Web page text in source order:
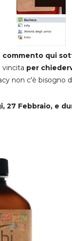
commento qui
vincita per
non c'è bisogno
27 Febbraio, e